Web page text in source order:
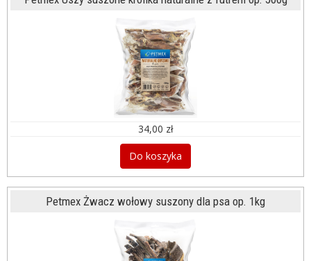
34,00 zł
Do koszyka
Petmex Żwacz wołowy suszony dla psa op. 1kg